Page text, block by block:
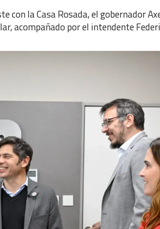
con la Casa Rosada, el gobernador
acompañado por el intendente